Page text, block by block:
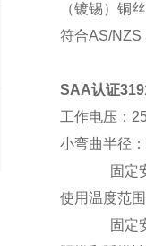
（镀锡）铜
符合AS/NZS
SAA认证
工作电压：
小弯曲半径
固定
使用温度范
固定